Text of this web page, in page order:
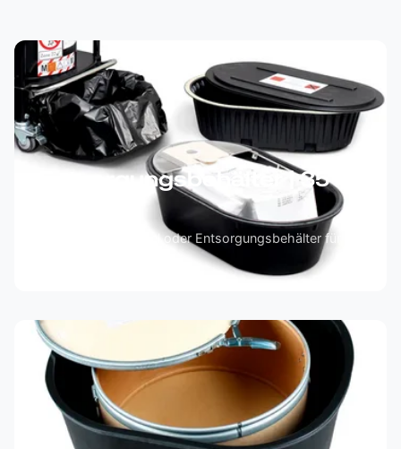
Entsorgungsbehälter | 35
Mit Tüte, Filterbeutel oder Entsorgungsbehälter für